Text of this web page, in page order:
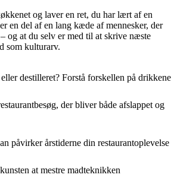
og laver en ret, du har lært af en
en del af en lang kæde af mennesker, der
og at du selv er med til at skrive næste
som kulturarv.
destilleret? Forstå forskellen på drikkene
der bliver både afslappet og
påvirker årstiderne din restaurantoplevelse
at mestre madteknikken